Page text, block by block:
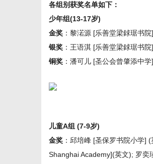
各组别获奖名单如下：
少年组(13-17岁)
金奖 ：黎渃源 [乐善堂梁銶琚书
银奖 ：王语淇 [乐善堂梁銶琚书
铜奖 ：潘可儿 [圣公会曾肇添中
儿童A组 (7-9岁)
金奖 ：邱培峰 [圣保罗书院小学]
Shanghai Academy](英文); 罗奕